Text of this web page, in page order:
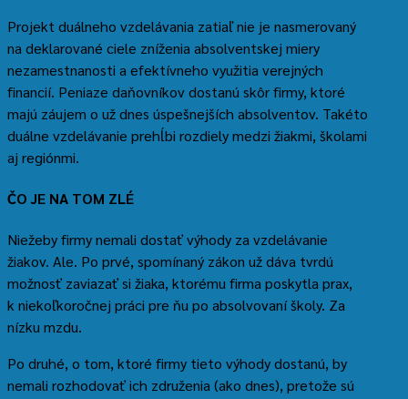
Projekt duálneho vzdelávania zatiaľ nie je nasmerovaný
na deklarované ciele zníženia absolventskej miery
nezamestnanosti a efektívneho využitia verejných
financií. Peniaze daňovníkov dostanú skôr firmy, ktoré
majú záujem o už dnes úspešnejších absolventov. Takéto
duálne vzdelávanie prehĺbi rozdiely medzi žiakmi, školami
aj regiónmi.
ČO JE NA TOM ZLÉ
Niežeby firmy nemali dostať výhody za vzdelávanie
žiakov. Ale. Po prvé, spomínaný zákon už dáva tvrdú
možnosť zaviazať si žiaka, ktorému firma poskytla prax,
k niekoľkoročnej práci pre ňu po absolvovaní školy. Za
nízku mzdu.
Po druhé, o tom, ktoré firmy tieto výhody dostanú, by
nemali rozhodovať ich združenia (ako dnes), pretože sú